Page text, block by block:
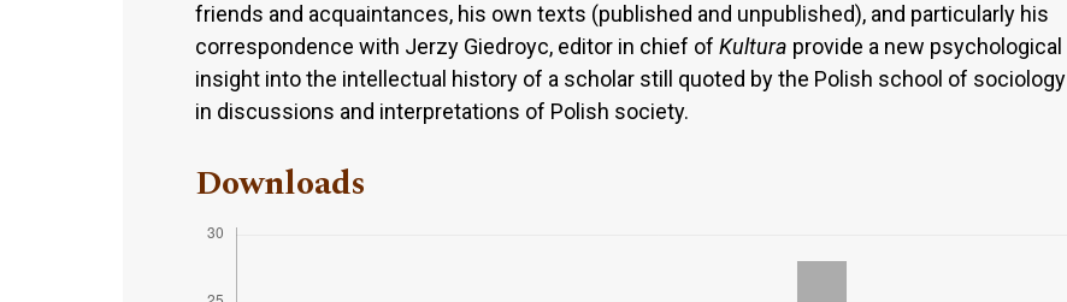
friends and acquaintances, his own texts (published and unpublished), and particularly his
correspondence with Jerzy Giedroyc, editor in chief of Kultura provide a new psychological
insight into the intellectual history of a scholar still quoted by the Polish school of sociology
in discussions and interpretations of Polish society.
Downloads